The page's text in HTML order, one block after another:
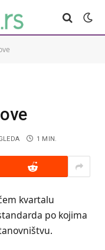
1 MIN.
kvartalu
po kojima